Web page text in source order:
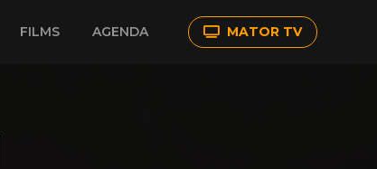
FILMS AGENDA MATOR TV